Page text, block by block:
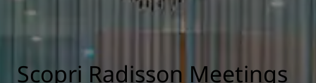
Scopri Radisson Meetings